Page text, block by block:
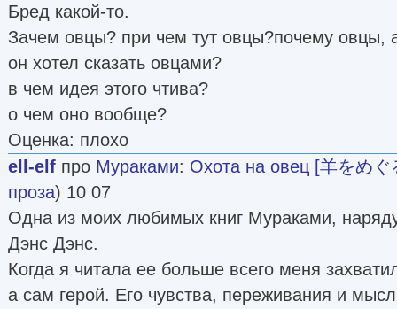
Бред какой-то.
Зачем овцы? при чем тут овцы?почему овцы,
он хотел сказать овцами?
в чем идея этого чтива?
о чем оно вообще?
Оценка: плохо
ell-elf про Мураками: Охота на овец [羊をめぐ
проза) 10 07
Одна из моих любимых книг Мураками,
Дэнс Дэнс.
Когда я читала ее больше всего меня
а сам герой. Его чувства, переживания и